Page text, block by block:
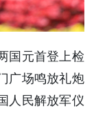
国元首登上检
广场鸣放礼炮
人民解放军仪